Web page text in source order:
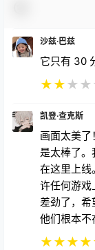
沙兹·巴兹
它只有 30
★★★ ★
凯登·查克斯
画面太美
是太棒了。
在这里上
许任何游
差劲了，希
他们根本不
★★★★